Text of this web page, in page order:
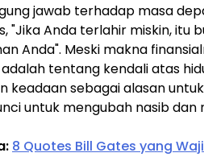
jawab terhadap masa
"Jika Anda terlahir miskin, itu
Anda". Meski makna
tentang kendali atas
keadaan sebagai alasan
untuk mengubah nasib
8 Quotes Bill Gates yang